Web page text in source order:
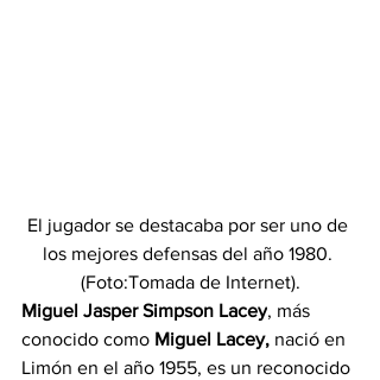
El jugador se destacaba por ser uno de
los mejores defensas del año 1980.
(Foto:Tomada de Internet).
Miguel Jasper Simpson Lacey, más
conocido como Miguel Lacey, nació en
Limón en el año 1955, es un reconocido